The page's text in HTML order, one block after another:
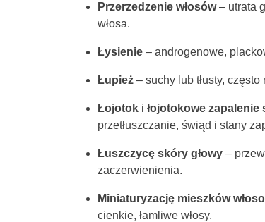
Przerzedzenie włosów– utrata
włosa.
Łysienie – androgenowe,
Łupież – suchy lub tłusty, często
Łojotok i łojotokowe zapalenie
przetłuszczanie, świąd i stany
Łuszczycę skóry głowy –
zaczerwienienia.
Miniaturyzację mieszków
cienkie, łamliwe włosy.